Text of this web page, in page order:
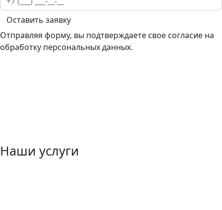
Оставить заявку
Отправляя форму, вы подтверждаете свое согласие на
обработку персональных данных.
Наши услуги